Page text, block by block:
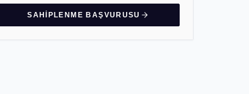
SAHIPLENME BAŞVURUSU